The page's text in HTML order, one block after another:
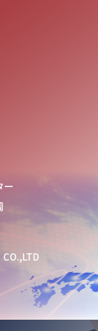
た！
催しました／
！～健康経営の取
ー